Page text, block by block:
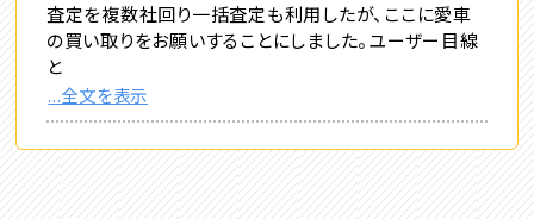
査定を複数社回り一括査定も利用したが、ここに愛車
の買い取りをお願いすることにしました。ユーザー目線
と
...全文を表示